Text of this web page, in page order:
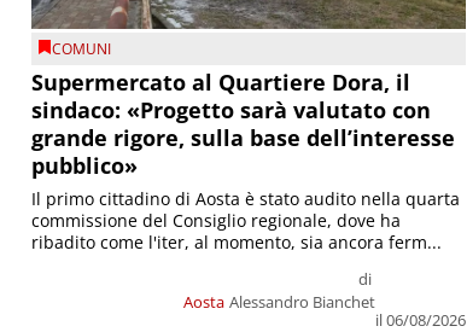
COMUNI
Supermercato al Quartiere Dora, il
sindaco: «Progetto sarà valutato con
grande rigore, sulla base dell’interesse
pubblico»
Aosta
di
Alessandro Bianchet
il 06/08/2026
Il primo cittadino di Aosta è stato audito nella quarta
commissione del Consiglio regionale, dove ha
ribadito come l'iter, al momento, sia ancora ferm...